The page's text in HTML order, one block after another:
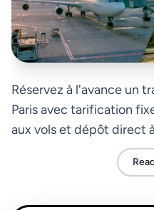
Réservez à l'avance un
Paris avec tarification
aux vols et dépôt direct
ou gare dans la ville.